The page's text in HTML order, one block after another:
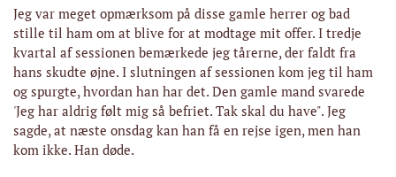
Jeg var meget opmærksom på disse gamle herrer og bad
stille til ham om at blive for at modtage mit offer. I tredje
kvartal af sessionen bemærkede jeg tårerne, der faldt fra
hans skudte øjne. I slutningen af ​​sessionen kom jeg til ham
og spurgte, hvordan han har det. Den gamle mand svarede
'Jeg har aldrig følt mig så befriet. Tak skal du have". Jeg
sagde, at næste onsdag kan han få en rejse igen, men han
kom ikke. Han døde.